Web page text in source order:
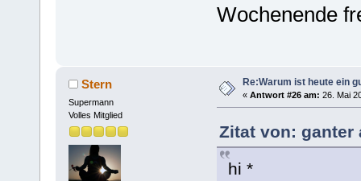
Wochenende
Stern
Supermann
Volles Mitglied
Re:Warum ist heute ein
« Antwort #26 am: 26. Mai
Zitat von: ganter
hi *